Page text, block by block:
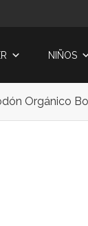
NIÑOS
Orgánico